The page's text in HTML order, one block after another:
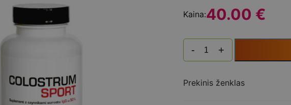
Kaina:40.00 €
-
produkto
kiekis:
Sport
+
Prekinis ženklas